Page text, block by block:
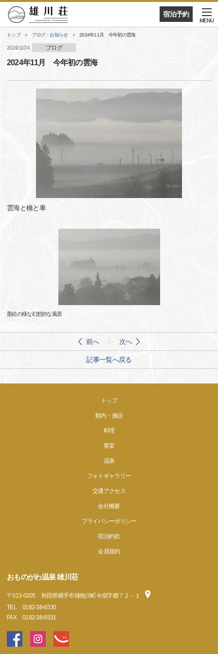
宿泊予約
MENU
トップ ブログ・お知らせ 2024年11月 今年初の雲海
2024/11/24 ブログ
2024年11月 今年初の雲海
雲海と橋と車
墨絵の様な幻想的な風景
前へ 次へ
記事一覧へ戻る
トップ
館内・施設
料理
客室
温泉
フォトギャラリー
交通アクセス
会社概要
プライバシーポリシー
宿泊約款
会員規約
おものがわ温泉 雄川荘
〒013-0205
秋田県横手市雄物川町今宿字郷７２－１
TEL
0182-38-6530
FAX
0182-38-6531